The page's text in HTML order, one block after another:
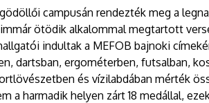
campusán rendezték meg a
ötödik alkalommal megtartott
indultak a MEFOB bajnoki
dartsban, ergométerben, futsalban,
és vízilabdában mérték
a harmadik helyen zárt 18 medállal,